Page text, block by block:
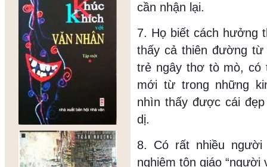
cần nhận lại.
7. Họ biết cách hưởng
thấy cả thiên đường
trẻ ngây thơ tò mò, có
mới từ trong những
nhìn thấy được cái
dị.
8. Có rất nhiều
nghiệm tôn giáo “người